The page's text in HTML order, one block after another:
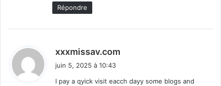
Répondre
xxxmissav.com
juin 5, 2025 à 10:43
I pay a qyick visit eacch dayy some blogs and